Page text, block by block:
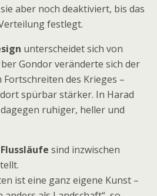
aber noch deaktiviert, bis das
festlegt.
unterscheidet sich von
Gondor veränderte sich der
des Krieges –
spürbar stärker. In Harad
ruhiger, heller und
Flussläufe sind inzwischen
ist eine ganz eigene Kunst –